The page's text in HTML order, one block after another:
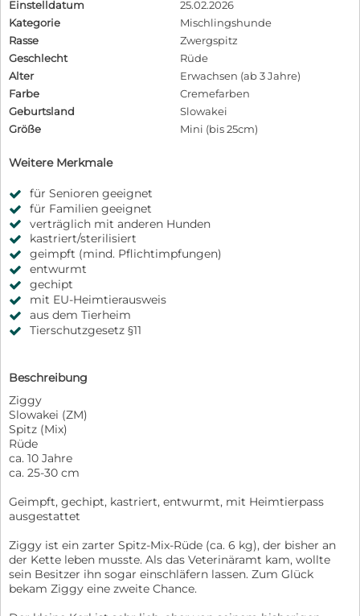
Einstelldatum
25.02.2026
Kategorie
Mischlingshunde
Rasse
Zwergspitz
Geschlecht
Rüde
Alter
Erwachsen (ab 3 Jahre)
Farbe
Cremefarben
Geburtsland
Slowakei
Größe
Mini (bis 25cm)
Weitere Merkmale
für Senioren geeignet
für Familien geeignet
verträglich mit anderen Hunden
kastriert/sterilisiert
geimpft (mind. Pflichtimpfungen)
entwurmt
gechipt
mit EU-Heimtierausweis
aus dem Tierheim
Tierschutzgesetz §11
Beschreibung
Ziggy
Slowakei (ZM)
Spitz (Mix)
Rüde
ca. 10 Jahre
ca. 25-30 cm
Geimpft, gechipt, kastriert, entwurmt, mit Heimtierpass
ausgestattet
Ziggy ist ein zarter Spitz-Mix-Rüde (ca. 6 kg), der bisher an
der Kette leben musste. Als das Veterinäramt kam, wollte
sein Besitzer ihn sogar einschläfern lassen. Zum Glück
bekam Ziggy eine zweite Chance.